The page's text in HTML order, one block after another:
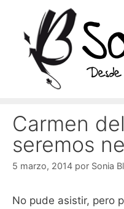
contenido
Carmen
seremos
5 marzo, 2014 por Sonia
No pude asistir, pero